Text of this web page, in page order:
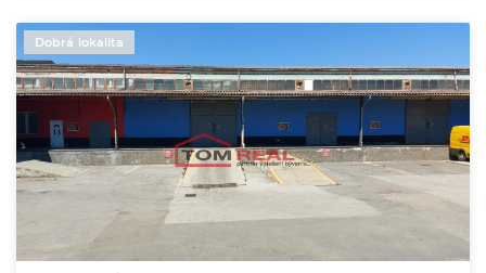
Dobrá lokalita